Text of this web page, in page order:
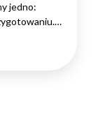
jedno: